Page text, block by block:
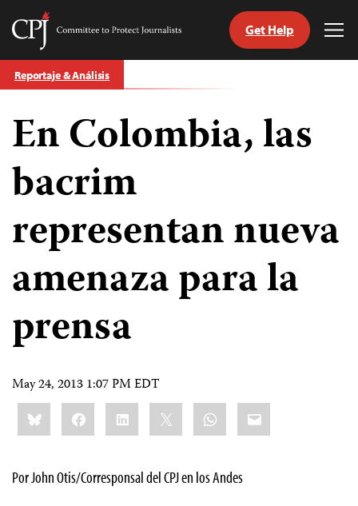
Skip
to
Committee
Protect
Journalists
Get Help
Reportaje & Análisis
En Colombia, las
bacrim
representan nueva
amenaza para la
prensa
May 24, 2013 1:07 PM EDT
Share
this:BlueskyFacebookLinkedIn WhatsApp
Email
Por John Otis/Corresponsal del CPJ en los Andes